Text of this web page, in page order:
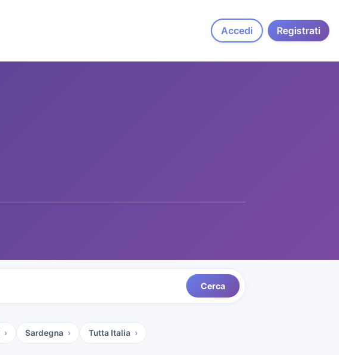
Accedi Registrati
Cerca
Sardegna Tutta Italia